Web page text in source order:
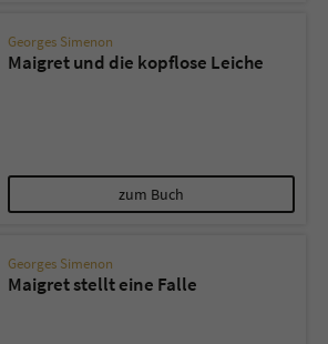
Georges Simenon
Maigret und die kopflose Leiche
zum Buch
Georges Simenon
Maigret stellt eine Falle